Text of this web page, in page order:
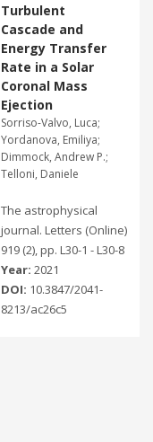
Turbulent
Cascade and
Energy Transfer
Rate in a Solar
Coronal Mass
Ejection
Sorriso-Valvo, Luca;
Yordanova, Emiliya;
Dimmock, Andrew P.;
Telloni, Daniele
The astrophysical
journal. Letters (Online)
919 (2), pp. L30-1 - L30-8
Year: 2021
DOI: 10.3847/2041-
8213/ac26c5